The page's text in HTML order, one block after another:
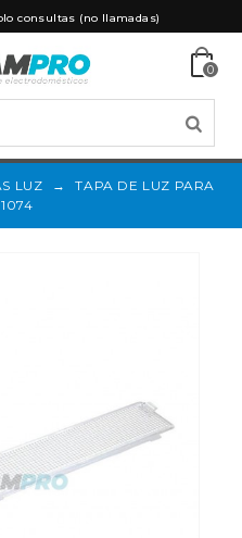
consultas (no llamadas)
0
LUZ →
TAPA DE LUZ PARA